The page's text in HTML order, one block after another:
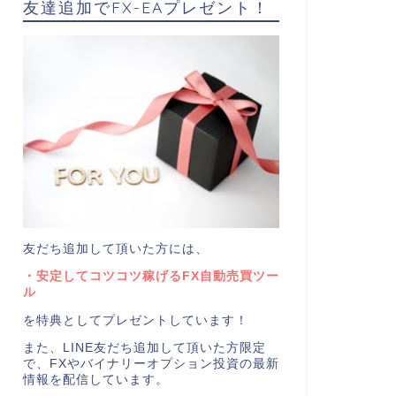
友達追加でFX-EAプレゼント！
友だち追加して頂いた方には、
・安定してコツコツ稼げるFX自動売買ツー
ル
を特典としてプレゼントしています！
また、LINE友だち追加して頂いた方限定
で、FXやバイナリーオプション投資の最新
情報を配信しています。